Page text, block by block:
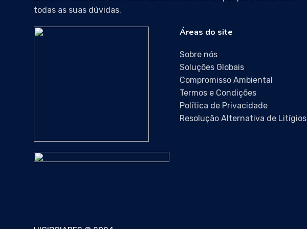
todas as suas dúvidas.
Áreas do site
Sobre nós
Soluções Globais
Compromisso Ambiental
Termos e Condições
Política de Privacidade
Resolução Alternativa de Litígios